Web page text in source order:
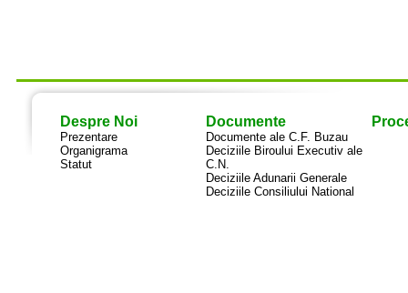
Despre Noi
Prezentare
Organigrama
Statut
Documente
Documente ale C.F. Buzau
Deciziile Biroului Executiv ale
C.N.
Deciziile Adunarii Generale
Deciziile Consiliului National